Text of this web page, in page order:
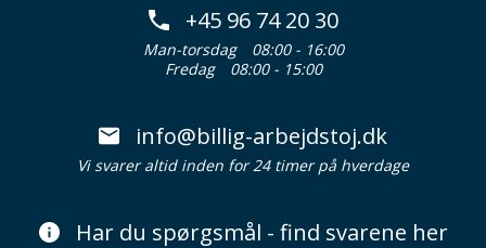
+45 96 74 20 30
Man-torsdag
08:00 - 16:00
Fredag
08:00 - 15:00
info@billig-arbejdstoj.dk
Vi svarer altid inden for 24 timer på hverdage
Har du spørgsmål - find svarene her